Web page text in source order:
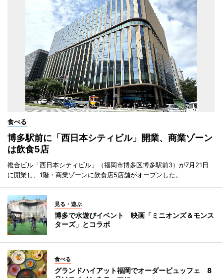
食べる
博多駅前に「西日本シティビル」開業、商業ゾーン
は飲食5店
複合ビル「西日本シティビル」（福岡市博多区博多駅前3）が7月21日
に開業し、1階・商業ゾーンに飲食店5店舗がオープンした。
見る・遊ぶ
博多で水遊びイベント 映画「ミニオンズ＆モンス
ターズ」とコラボ
食べる
グランドハイアット福岡でオーダービュッフェ 8